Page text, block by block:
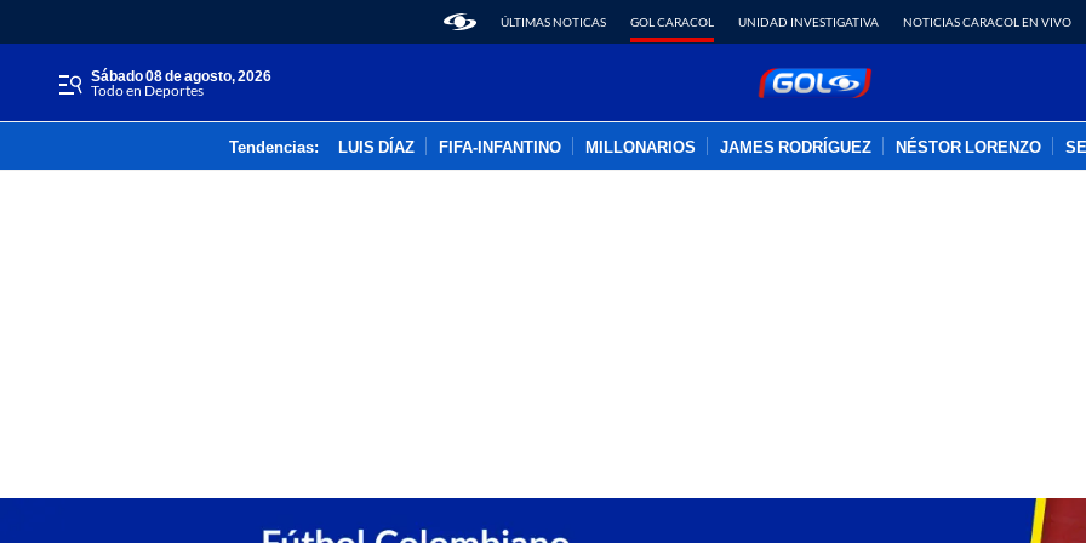
ÚLTIMAS NOTICAS GOL CARACOL UNIDAD INVESTIGATIVA NOTICIAS CARACOL EN VIVO
sábado 08 de agosto, 2026
Todo en Deportes
Tendencias: LUIS DÍAZ FIFA-INFANTINO MILLONARIOS JAMES RODRÍGUEZ NÉSTOR LORENZO